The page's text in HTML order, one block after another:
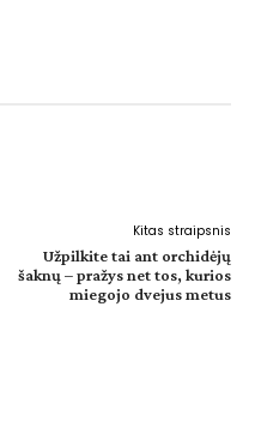
Kitas straipsnis
Užpilkite tai ant orchidėjų
šaknų – pražys net tos, kurios
miegojo dvejus metus